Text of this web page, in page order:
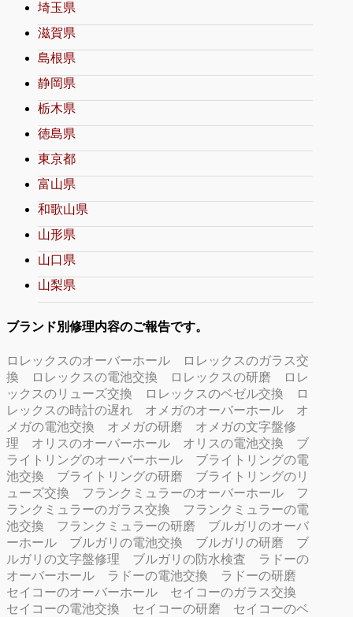
埼玉県
滋賀県
島根県
静岡県
栃木県
徳島県
東京都
富山県
和歌山県
山形県
山口県
山梨県
ブランド別修理内容のご報告です。
ロレックスのオーバーホール
ロレックスのガラス交
換
ロレックスの電池交換 ロレックスの研磨
ロレ
ックスのリューズ交換
ロレックスのベゼル交換
ロ
レックスの時計の遅れ
オメガのオーバーホール
オ
メガの電池交換
オメガの研磨
オメガの文字盤修
理
オリスのオーバーホール オリスの電池交換
ブ
ライトリングのオーバーホール
ブライトリングの電
池交換
ブライトリングの研磨
ブライトリングのリ
ューズ交換
フランクミュラーのオーバーホール
フ
ランクミュラーのガラス交換
フランクミュラーの電
池交換
フランクミュラーの研磨
ブルガリのオーバ
ーホール
ブルガリの電池交換 ブルガリの研磨
ブ
ルガリの文字盤修理
ブルガリの防水検査
ラドーの
オーバーホール
ラドーの電池交換
ラドーの研磨
セイコーのオーバーホール
セイコーのガラス交換
セイコーの電池交換
セイコーの研磨
セイコーのベ